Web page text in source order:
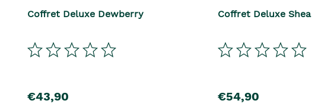
Coffret Deluxe Dewberry
precio
€43,90
Coffret Deluxe Shea
precio
€54,90